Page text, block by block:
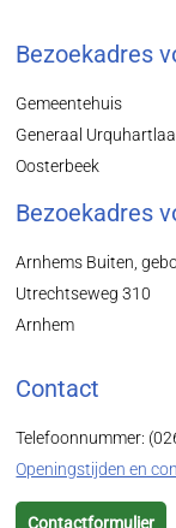
Bezoekadres
Gemeentehuis
Generaal
Oosterbeek
Bezoekadres
Arnhems Buiten,
Utrechtseweg 310
Arnhem
Contact
Telefoonnummer:
Openingstijden en
Contactformulier